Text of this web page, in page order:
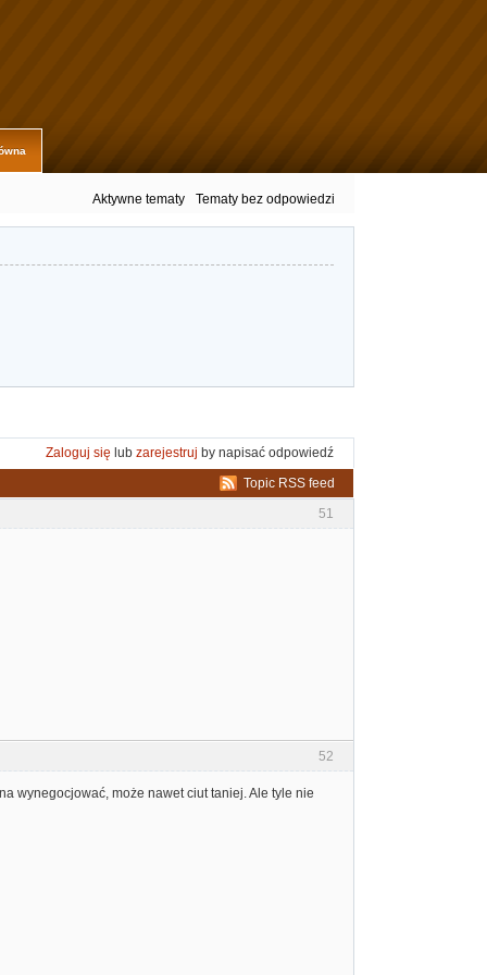
Aktywne tematy Tematy bez odpowiedzi
Zaloguj się lub zarejestruj by napisać odpowiedź
Topic RSS feed
51
52
wynegocjować, może nawet ciut taniej. Ale tyle nie